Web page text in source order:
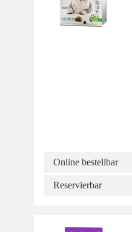
Online bestellbar
Reservierbar